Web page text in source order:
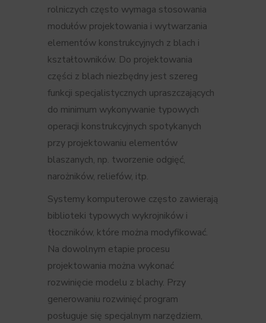
rolniczych często wymaga stosowania
modułów projektowania i wytwarzania
elementów konstrukcyjnych z blach i
kształtowników. Do projektowania
części z blach niezbędny jest szereg
funkcji specjalistycznych upraszczających
do minimum wykonywanie typowych
operacji konstrukcyjnych spotykanych
przy projektowaniu elementów
blaszanych, np. tworzenie odgięć,
narożników, reliefów, itp.
Systemy komputerowe często zawierają
biblioteki typowych wykrojników i
tłoczników, które można modyfikować.
Na dowolnym etapie procesu
projektowania można wykonać
rozwinięcie modelu z blachy. Przy
generowaniu rozwinięć program
posługuje się specjalnym narzędziem,